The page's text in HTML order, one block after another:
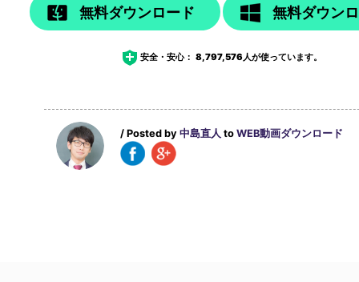
無料ダウンロード 無料ダウン
安全・安心： 8,797,576人が使っています。
/ Posted by 中島直人 to WEB動画ダウンロード